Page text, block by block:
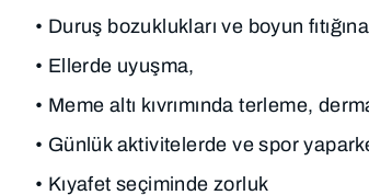
• Duruş bozuklukları ve boyun
• Ellerde uyuşma,
• Meme altı kıvrımında terleme,
• Günlük aktivitelerde ve spor
• Kıyafet seçiminde zorluk